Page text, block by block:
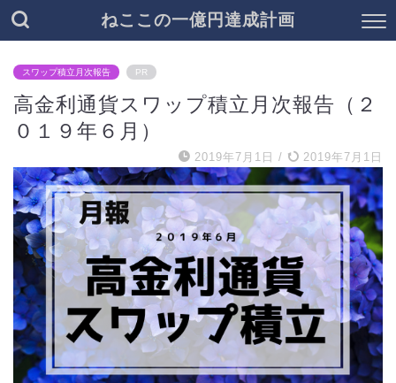
ねここの一億円達成計画
スワップ積立月次報告 PR
高金利通貨スワップ積立月次報告（２
０１９年６月）
2019年7月1日 / 2019年7月1日